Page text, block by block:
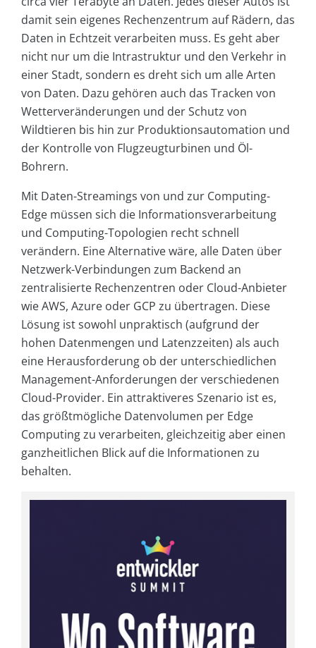
damit sein eigenes Rechenzentrum auf Rädern, das
Daten in Echtzeit verarbeiten muss. Es geht aber
nicht nur um die Intrastruktur und den Verkehr in
einer Stadt, sondern es dreht sich um alle Arten
von Daten. Dazu gehören auch das Tracken von
Wetterveränderungen und der Schutz von
Wildtieren bis hin zur Produktionsautomation und
der Kontrolle von Flugzeugturbinen und Öl-
Bohrern.
Mit Daten-Streamings von und zur Computing-
Edge müssen sich die Informationsverarbeitung
und Computing-Topologien recht schnell
verändern. Eine Alternative wäre, alle Daten über
Netzwerk-Verbindungen zum Backend an
zentralisierte Rechenzentren oder Cloud-Anbieter
wie AWS, Azure oder GCP zu übertragen. Diese
Lösung ist sowohl unpraktisch (aufgrund der
hohen Datenmengen und Latenzzeiten) als auch
eine Herausforderung ob der unterschiedlichen
Management-Anforderungen der verschiedenen
Cloud-Provider. Ein attraktiveres Szenario ist es,
das größtmögliche Datenvolumen per Edge
Computing zu verarbeiten, gleichzeitig aber einen
ganzheitlichen Blick auf die Informationen zu
behalten.